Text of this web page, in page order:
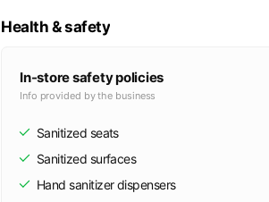
Health & safety
In-store safety policies
Info provided by the business
Sanitized seats
Sanitized surfaces
Hand sanitizer dispensers